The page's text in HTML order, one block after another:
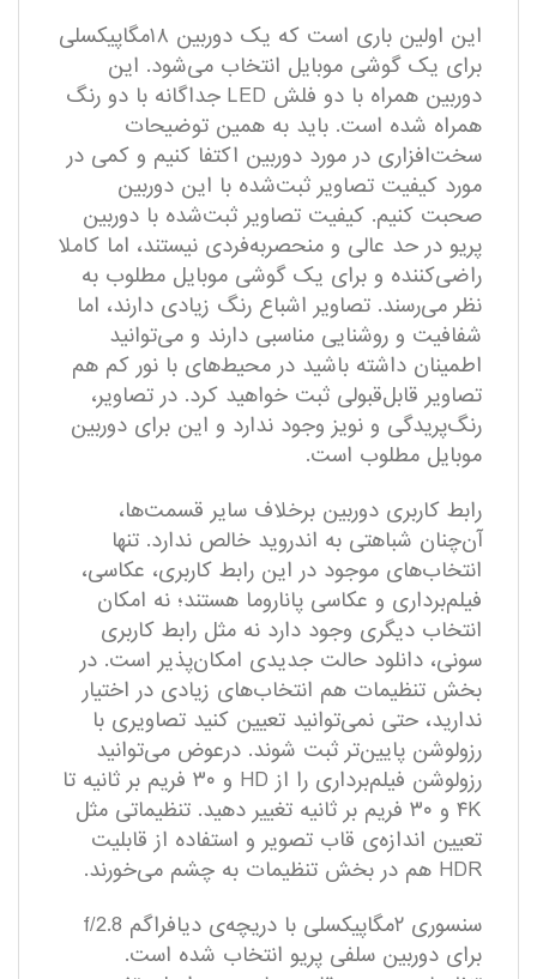
این اولین باری است که یک دوربین ۱۸مگاپیکسلی
برای یک گوشی موبایل انتخاب می‌شود. این
دوربین همراه با دو فلش LED جداگانه با دو رنگ
همراه شده است. باید به همین توضیحات
سخت‌افزاری در مورد دوربین اکتفا کنیم و کمی در
مورد کیفیت تصاویر ثبت‌شده با این دوربین
صحبت کنیم. کیفیت تصاویر ثبت‌شده با دوربین
پریو در حد عالی و منحصربه‌فردی نیستند، اما کاملا
راضی‌کننده و برای یک گوشی موبایل مطلوب به
نظر می‌رسند. تصاویر اشباع رنگ زیادی دارند، اما
شفافیت و روشنایی مناسبی دارند و می‌توانید
اطمینان داشته باشید در محیط‌های با نور کم هم
تصاویر قابل‌قبولی ثبت خواهید کرد. در تصاویر،
رنگ‌پریدگی و نویز وجود ندارد و این برای دوربین
موبایل مطلوب است.
رابط کاربری دوربین برخلاف سایر قسمت‌ها،
آن‌چنان شباهتی به اندروید خالص ندارد. تنها
انتخاب‌های موجود در این رابط کاربری، عکاسی،
فیلم‌برداری و عکاسی پاناروما هستند؛ نه امکان
انتخاب دیگری وجود دارد نه مثل رابط کاربری
سونی، دانلود حالت جدیدی امکان‌پذیر است. در
بخش تنظیمات هم انتخاب‌های زیادی در اختیار
ندارید، حتی نمی‌توانید تعیین کنید تصاویری با
رزولوشن پایین‌تر ثبت شوند. درعوض می‌توانید
رزولوشن فیلم‌برداری را از HD و ۳۰ فریم بر ثانیه تا
۴K و ۳۰ فریم بر ثانیه تغییر دهید. تنظیماتی مثل
تعیین اندازه‌ی قاب تصویر و استفاده از قابلیت
HDR هم در بخش تنظیمات به چشم می‌خورند.
سنسوری ۲مگاپیکسلی با دریچه‌ی دیافراگم f/2.8
برای دوربین سلفی پریو انتخاب ‌شده است.